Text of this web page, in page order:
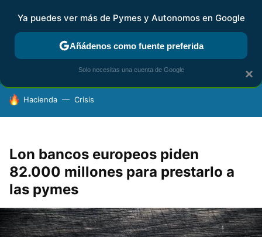
FISCALIDAD Y CONTABILIDAD KIT DIGITAL RENTA
HOY SE HABLA DE
Hacienda Crisis
Lon bancos europeos piden
82.000 millones para prestarlo a
las pymes
×
Ya puedes ver más de Pymes y Autonomos en Google
Añádenos como fuente preferida
Solo necesitas una cuenta de Google